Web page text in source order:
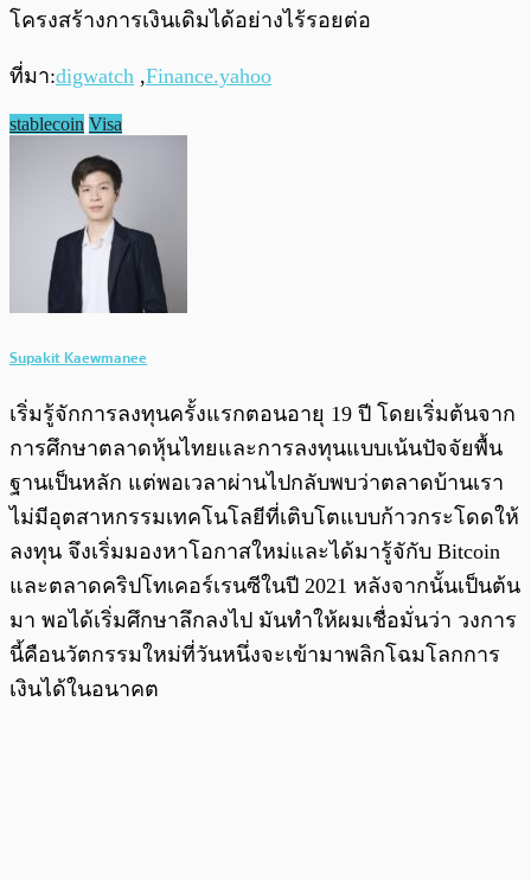
โครงสร้างการเงินเดิมได้อย่างไร้รอยต่อ
ที่มา:digwatch ,Finance.yahoo
stablecoin Visa
Supakit Kaewmanee
เริ่มรู้จักการลงทุนครั้งแรกตอนอายุ 19 ปี โดยเริ่มต้นจาก
การศึกษาตลาดหุ้นไทยและการลงทุนแบบเน้นปัจจัยพื้น
ฐานเป็นหลัก แต่พอเวลาผ่านไปกลับพบว่าตลาดบ้านเรา
ไม่มีอุตสาหกรรมเทคโนโลยีที่เติบโตแบบก้าวกระโดดให้
ลงทุน จึงเริ่มมองหาโอกาสใหม่และได้มารู้จักับ Bitcoin
และตลาดคริปโทเคอร์เรนซีในปี 2021 หลังจากนั้นเป็นต้น
มา พอได้เริ่มศึกษาลึกลงไป มันทำให้ผมเชื่อมั่นว่า วงการ
นี้คือนวัตกรรมใหม่ที่วันหนึ่งจะเข้ามาพลิกโฉมโลกการ
เงินได้ในอนาคต